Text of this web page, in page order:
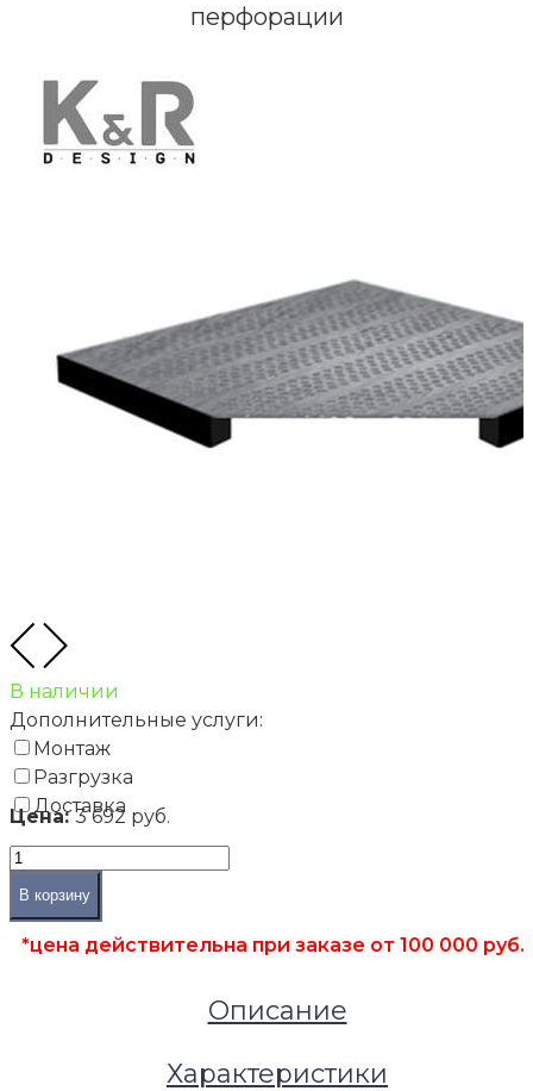
перфорации
В наличии
Дополнительные услуги:
Монтаж
Разгрузка
Доставка
Цена:3 692 руб.
В корзину
*цена действительна при заказе от 100 000 руб.
Описание
Характеристики